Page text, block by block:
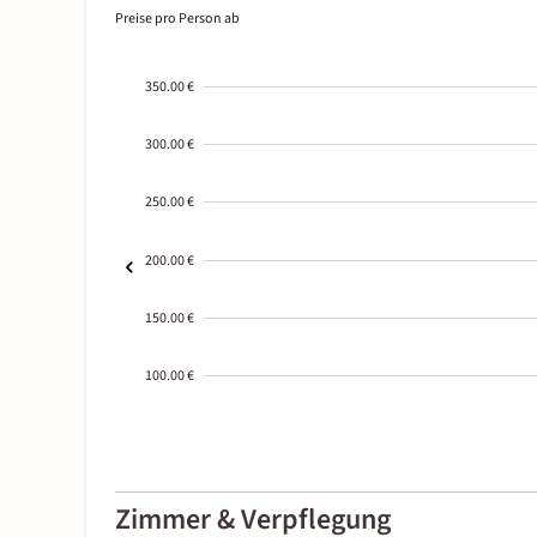
Preise pro Person ab
350.00 €
300.00 €
250.00 €
200.00 €
150.00 €
100.00 €
01-02
Zimmer & Verpflegung